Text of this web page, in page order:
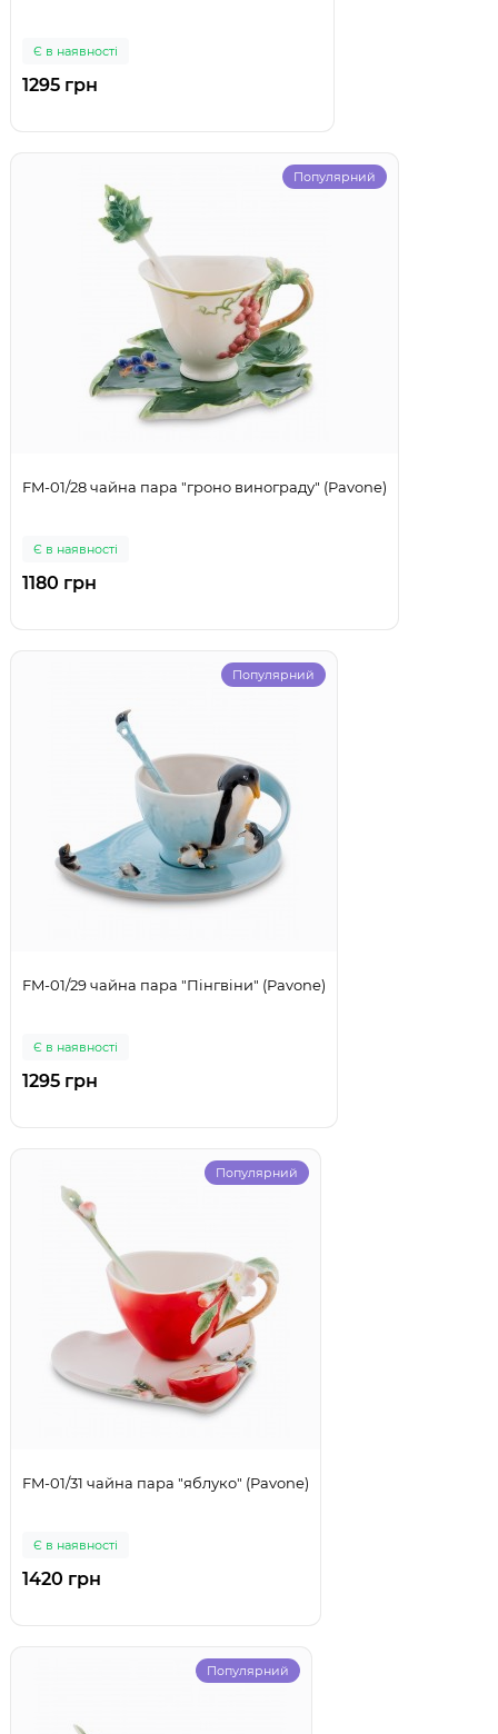
Є в наявності
1295 грн
Популярний
FM-01/28 чайна пара "гроно винограду" (Pavone)
Є в наявності
1180 грн
Популярний
FM-01/29 чайна пара "Пінгвіни" (Pavone)
Є в наявності
1295 грн
Популярний
FM-01/31 чайна пара "яблуко" (Pavone)
Є в наявності
1420 грн
Популярний